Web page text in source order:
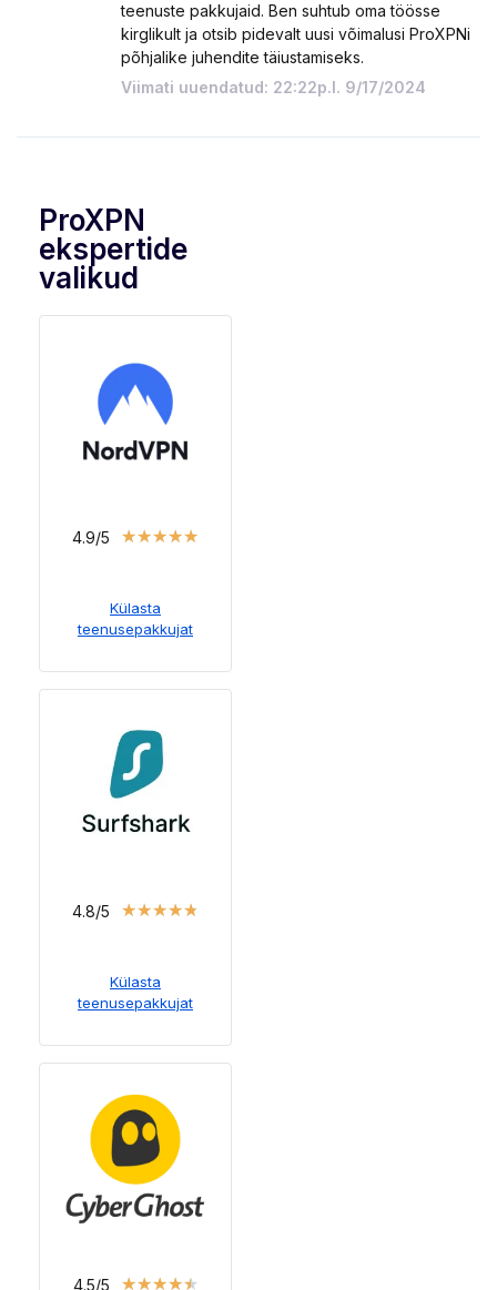
teenuste pakkujaid. Ben suhtub oma töösse
kirglikult ja otsib pidevalt uusi võimalusi ProXPNi
põhjalike juhendite täiustamiseks.
Viimati uuendatud: 22:22p.l. 9/17/2024
ProXPN
ekspertide
valikud
4.9/5 ★★★★★
Külasta
teenusepakkujat
4.8/5 ★★★★★
Külasta
teenusepakkujat
4.5/5 ★★★★★